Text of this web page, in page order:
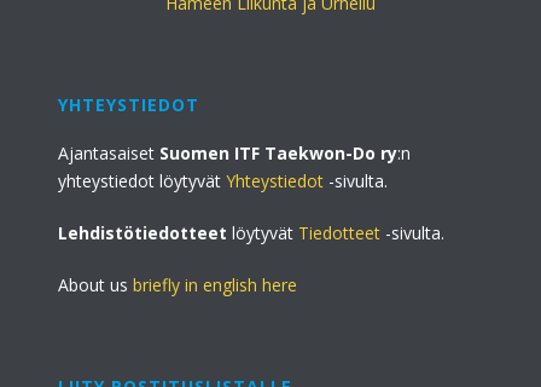
YHTEYSTIEDOT
Ajantasaiset Suomen ITF Taekwon-Do ry:n
yhteystiedot löytyvätYhteystiedot -sivulta.
Lehdistötiedotteet löytyvät Tiedotteet -sivulta.
About usbriefly in english here